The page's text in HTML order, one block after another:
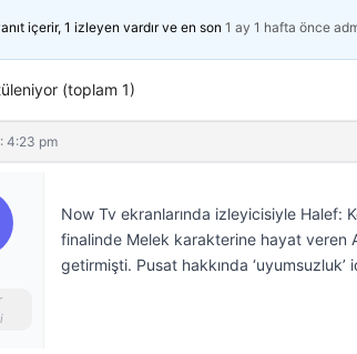
içerir, 1 izleyen vardır ve en son 1 ay 1 hafta önce
(toplam 1)
4:23 pm
Now Tv ekranlarında izleyicisiyle Halef:
finalinde Melek karakterine hayat veren
getirmişti. Pusat hakkında ‘uyumsuzluk’